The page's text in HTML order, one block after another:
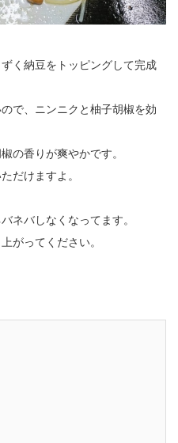
く納豆をトッピングして完成
で、ニンニクと柚子胡椒を効
の香りが爽やかです。
だけますよ。
ネバしなくなってます。
がってください。